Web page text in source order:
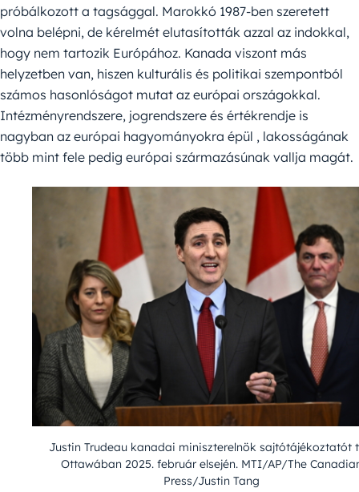
próbálkozott a tagsággal. Marokkó 1987-ben szeretett
volna belépni, de kérelmét elutasították azzal az indokkal,
hogy nem tartozik Európához. Kanada viszont más
helyzetben van, hiszen kulturális és politikai szempontból
számos hasonlóságot mutat az európai országokkal.
Intézményrendszere, jogrendszere és értékrendje is
nagyban az európai hagyományokra épül , lakosságának
több mint fele pedig európai származásúnak vallja magát.
Justin Trudeau kanadai miniszterelnök sajtótájékoztatót
Ottawában 2025. február elsején. MTI/AP/The
Press/Justin Tang